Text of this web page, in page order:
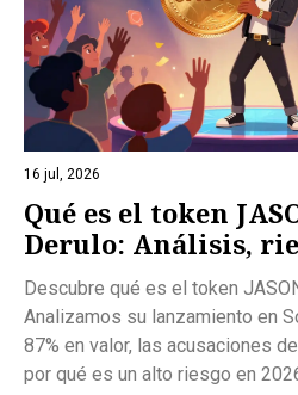
16 jul, 2026
Qué es el token
Derulo: Análisis,
realidad en 2026
Descubre qué es el token
Analizamos su lanzamiento en
87% en valor, las acusaciones
por qué es un alto riesgo en